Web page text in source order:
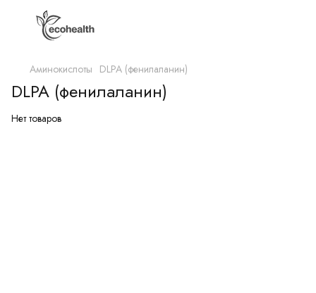
Аминокислоты DLPA (фенилаланин)
DLPA (фенилаланин)
Нет товаров